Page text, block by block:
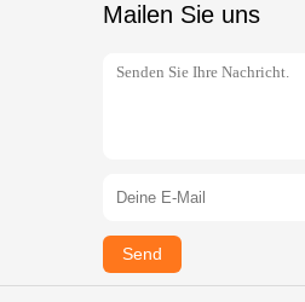
Mailen Sie uns
Send